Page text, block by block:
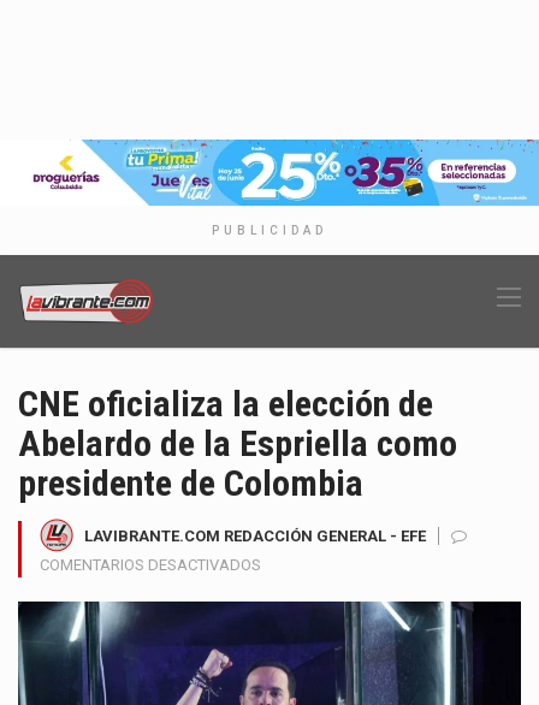
PUBLICIDAD
CNE oficializa la elección de
Abelardo de la Espriella como
presidente de Colombia
LAVIBRANTE.COM REDACCIÓN GENERAL - EFE
COMENTARIOS DESACTIVADOS
LA
ELECCIÓN
DE